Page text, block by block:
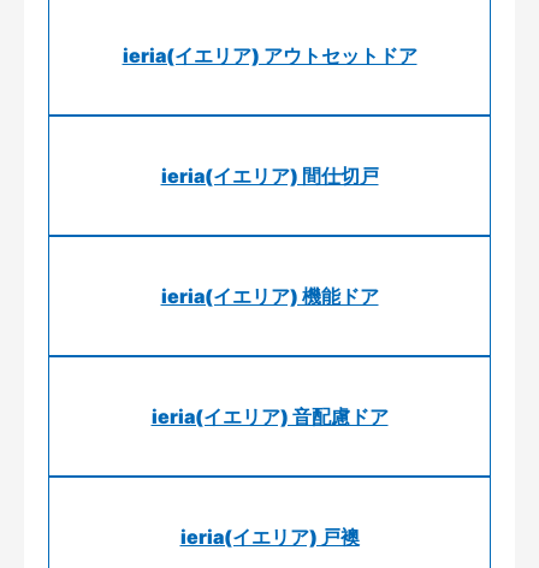
ieria(イエリア) アウトセットドア
ieria(イエリア) 間仕切戸
ieria(イエリア) 機能ドア
ieria(イエリア) 音配慮ドア
ieria(イエリア) 戸襖